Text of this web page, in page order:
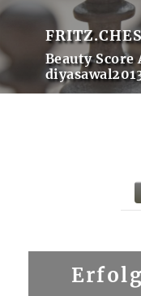
Beauty